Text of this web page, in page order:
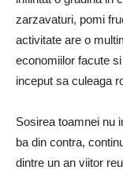
zarzavaturi, pomi
activitate are o
economiilor facute
inceput sa culeaga
Sosirea toamnei nu
ba din contra,
dintre un an viitor